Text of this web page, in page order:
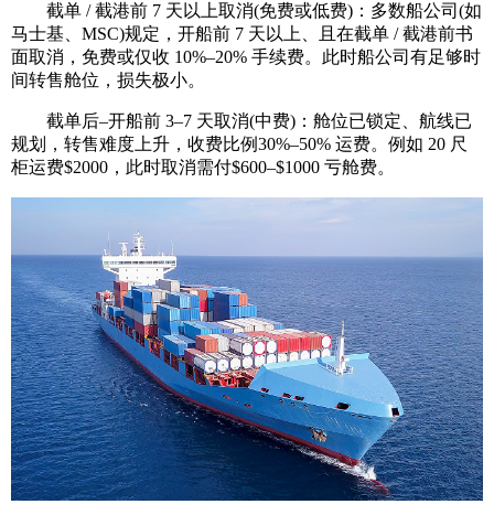
截单 / 截港前 7 天以上取消(免费或低费)：多数船公司(如
马士基、MSC)规定，开船前 7 天以上、且在截单 / 截港前书
面取消，免费或仅收 10%–20% 手续费。此时船公司有足够时
间转售舱位，损失极小。
截单后–开船前 3–7 天取消(中费)：舱位已锁定、航线已
规划，转售难度上升，收费比例30%–50% 运费。例如 20 尺
柜运费$2000，此时取消需付$600–$1000 亏舱费。